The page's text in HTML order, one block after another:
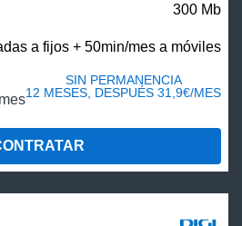
300 Mb
a fijos + 50min/mes a móviles
SIN PERMANENCIA
12 MESES, DESPUÉS 31,9€/MES